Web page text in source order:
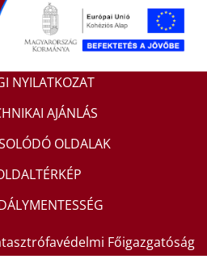
TÁJÉKOZTATÓ
NYILATKOZAT
AJÁNLÁS
OLDALAK
Főigazgatóság